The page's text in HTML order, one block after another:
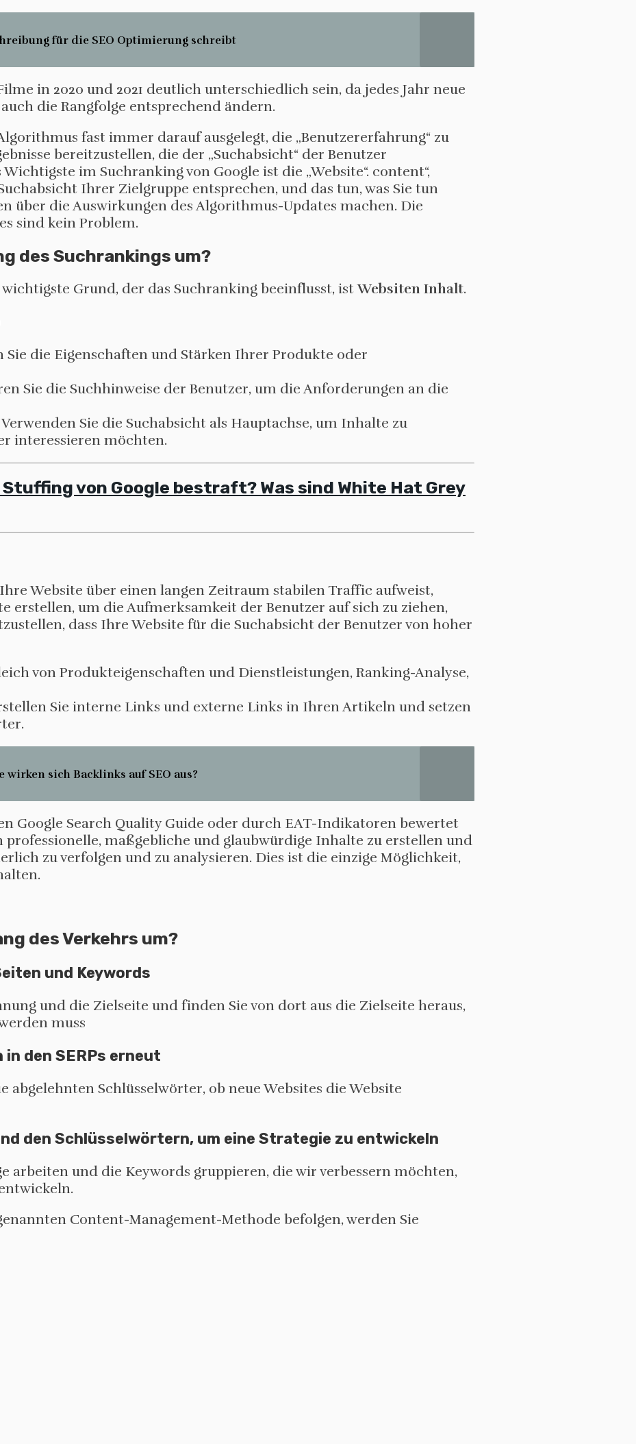
für die SEO Optimierung schreibt
in 2020 und 2021 deutlich unterschiedlich sein, da jedes Jahr neue
die Rangfolge entsprechend ändern.
fast immer darauf ausgelegt, die „Benutzererfahrung“ zu
bereitzustellen, die der „Suchabsicht“ der Benutzer
im Suchranking von Google ist die „Website“. content“,
Ihrer Zielgruppe entsprechen, und das tun, was Sie tun
über die Auswirkungen des Algorithmus-Updates machen. Die
sind kein Problem.
des Suchrankings um?
Grund, der das Suchranking beeinflusst, istWebsiten Inhalt.
Sie die Eigenschaften und Stärken Ihrer Produkte oder
Sie die Suchhinweise der Benutzer, um die Anforderungen an die
Sie die Suchabsicht als Hauptachse, um Inhalte zu
interessieren möchten.
Stuffing von Google bestraft? Was sind White Hat Grey
Website über einen langen Zeitraum stabilen Traffic aufweist,
erstellen, um die Aufmerksamkeit der Benutzer auf sich zu ziehen,
dass Ihre Website für die Suchabsicht der Benutzer von hoher
von Produkteigenschaften und Dienstleistungen, Ranking-Analyse,
Sie interne Links und externe Links in Ihren Artikeln und setzen
wirken sich Backlinks auf SEO aus?
Google Search Quality Guide oder durch EAT-Indikatoren bewertet
maßgebliche und glaubwürdige Inhalte zu erstellen und
zu verfolgen und zu analysieren. Dies ist die einzige Möglichkeit,
des Verkehrs um?
und Keywords
und die Zielseite und finden Sie von dort aus die Zielseite heraus,
muss
in den SERPs erneut
abgelehnten Schlüsselwörter, ob neue Websites die Website
den Schlüsselwörtern, um eine Strategie zu entwickeln
arbeiten und die Keywords gruppieren, die wir verbessern möchten,
Content-Management-Methode befolgen, werden Sie